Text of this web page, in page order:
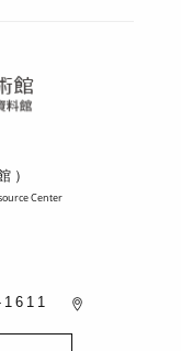
）
Center
1611